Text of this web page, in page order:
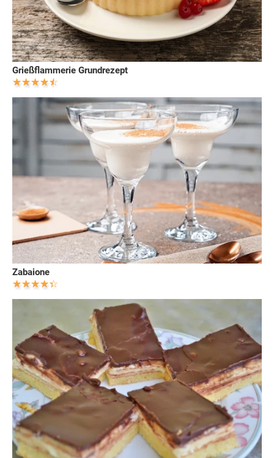
Grießflammerie Grundrezept
Zabaione